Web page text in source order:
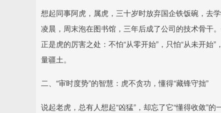
想起同事阿虎，属虎，三十岁时放弃国企铁饭碗，去
凌晨，周末泡在图书馆，三年后成了公司的技术骨干
正是虎的厉害之处：不怕“从零开始”，只怕“从未开
量疆土。
二、“审时度势”的智慧：虎不贪功，懂得“藏锋守拙”
说起老虎，总有人想起“凶猛”，却忘了它“懂得收敛”